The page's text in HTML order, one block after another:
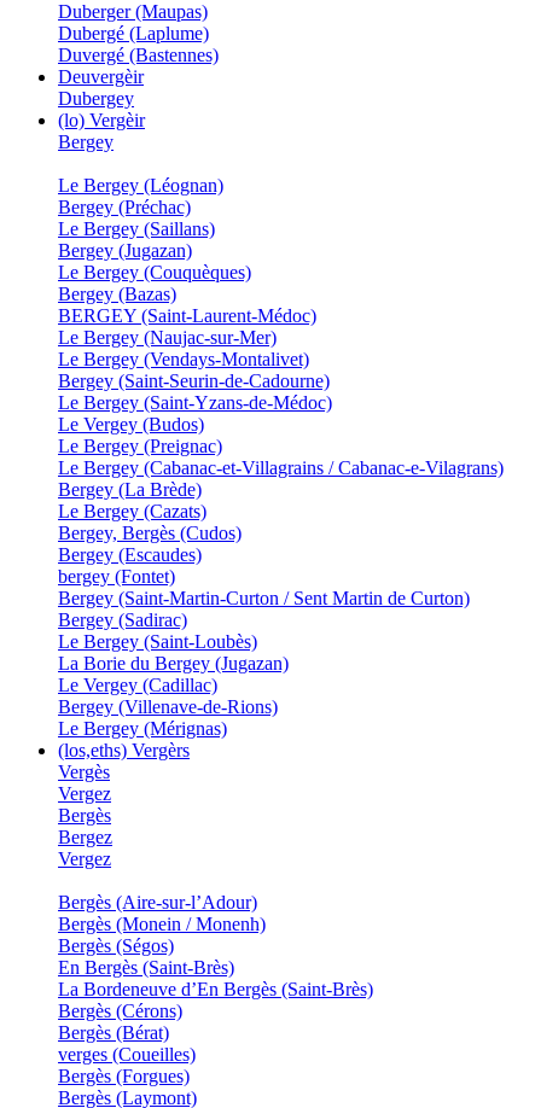
Duberger (Maupas)
Dubergé (Laplume)
Duvergé (Bastennes)
Deuvergèir
Dubergey
(lo) Vergèir
Bergey
Le Bergey (Léognan)
Bergey (Préchac)
Le Bergey (Saillans)
Bergey (Jugazan)
Le Bergey (Couquèques)
Bergey (Bazas)
BERGEY (Saint-Laurent-Médoc)
Le Bergey (Naujac-sur-Mer)
Le Bergey (Vendays-Montalivet)
Bergey (Saint-Seurin-de-Cadourne)
Le Bergey (Saint-Yzans-de-Médoc)
Le Vergey (Budos)
Le Bergey (Preignac)
Le Bergey (Cabanac-et-Villagrains / Cabanac-e-Vilagrans)
Bergey (La Brède)
Le Bergey (Cazats)
Bergey, Bergès (Cudos)
Bergey (Escaudes)
bergey (Fontet)
Bergey (Saint-Martin-Curton / Sent Martin de Curton)
Bergey (Sadirac)
Le Bergey (Saint-Loubès)
La Borie du Bergey (Jugazan)
Le Vergey (Cadillac)
Bergey (Villenave-de-Rions)
Le Bergey (Mérignas)
(los,eths) Vergèrs
Vergès
Vergez
Bergès
Bergez
Vergez
Bergès (Aire-sur-l’Adour)
Bergès (Monein / Monenh)
Bergès (Ségos)
En Bergès (Saint-Brès)
La Bordeneuve d’En Bergès (Saint-Brès)
Bergès (Cérons)
Bergès (Bérat)
verges (Coueilles)
Bergès (Forgues)
Bergès (Laymont)